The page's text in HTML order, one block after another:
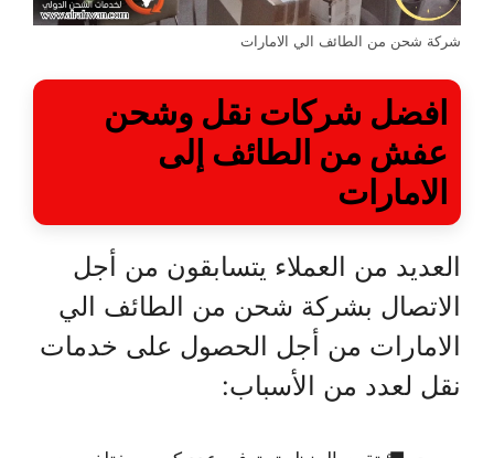
شركة شحن من الطائف الي الامارات
افضل شركات نقل وشحن
عفش من الطائف إلى
الامارات
العديد من العملاء يتسابقون من أجل
الاتصال بشركة شحن من الطائف الي
الامارات من أجل الحصول على خدمات
نقل لعدد من الأسباب: